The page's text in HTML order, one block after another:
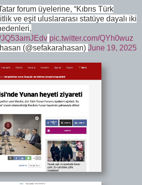
forum üyelerine, “Kıbrıs Türk
ve eşit uluslararası statüye dayalı iki
JQ53amJEdv pic.twitter.com/QYh0wuz
(@sefakarahasan) June 19, 2025